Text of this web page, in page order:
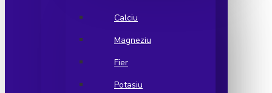
Calciu
Magneziu
Fier
Potasiu